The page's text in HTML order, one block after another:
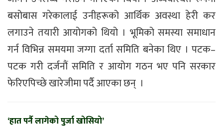
बसोबास गरेकालाई उनीहरूको आर्थिक अवस्था हेरी कर
लगाउने तयारी आयोगको थियो । भूमिको समस्या समाधान
गर्न विभिन्न समयमा जग्गा दर्ता समिति बनेका थिए । पटक–
पटक गरी दर्जनौं समिति र आयोग गठन भए पनि सरकार
फेरिएपिच्छे खारेजीमा पर्दै आएका छन् ।
‘हात पर्नै लागेको पुर्जा खोसियो’